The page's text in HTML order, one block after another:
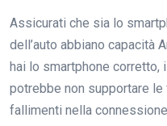
Assicurati che sia lo
dell’auto abbiano capacità
hai lo smartphone
potrebbe non supportare
fallimenti nella